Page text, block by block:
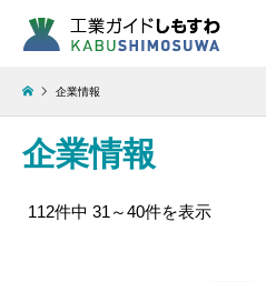
企業情報
企業情報
112件中 31～40件を表示